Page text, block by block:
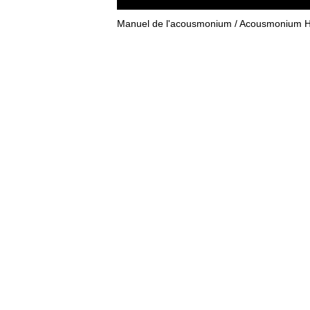
Manuel de l'acousmonium / Acousmonium